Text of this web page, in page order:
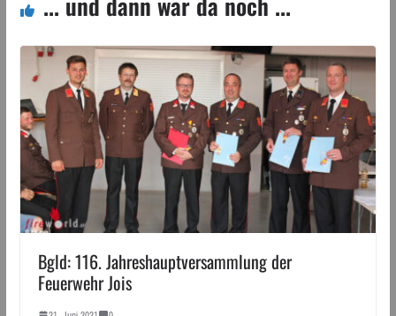
Bgld: 116. Jahreshauptversammlung der
Feuerwehr Jois